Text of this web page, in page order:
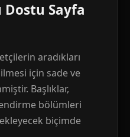
Dostu Sayfa
aradıkları
için sade ve
Başlıklar,
bölümleri
biçimde